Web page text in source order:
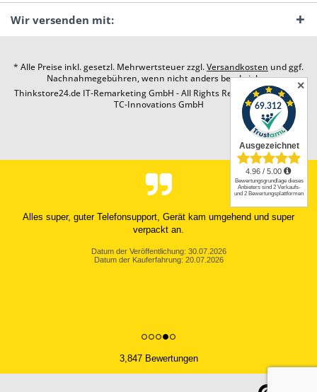
Wir versenden mit:
* Alle Preise inkl. gesetzl. Mehrwertsteuer zzgl.Versandkosten und ggf.
Nachnahmegebühren, wenn nicht anders beschrieben
Thinkstore24.de IT-Remarketing GmbH - All Rights Reserved. Design by
TC-Innovations GmbH
Alles super, guter Telefonsupport, Gerät kam umgehend und super
verpackt an.
Datum der Veröffentlichung: 30.07.2026
Datum der Kauferfahrung: 20.07.2026
3,847 Bewertungen
✕